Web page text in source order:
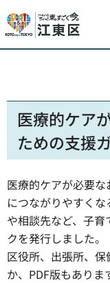
医療的ケア
ための支援
医療的ケアが必要
につながりやすく
や相談先など、子
クを発行しました。
区役所、出張所、
か、PDF版もありま